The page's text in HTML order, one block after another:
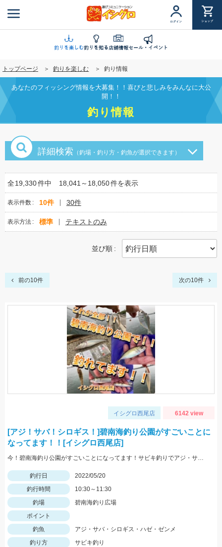
ン
に
移
動
ログイン ショップ
釣りを楽しむ釣りを知る店舗情報セール・イベント
トップページ 釣りを楽しむ 釣り情報
あなたのフィッシング情報を大募集！！喜びと悲しみをみんなに大公
開！！
釣り情報
詳細検索 （釣場・釣り方・釣魚が選択できます）
全19,330件中 18,041～18,050件を表示
表示件数 10件 30件
表示方法 標準 テキストのみ
並び順
前の10件 次の10件
イシグロ西尾店 6142 view
[アジ！サバ！シロギス！]碧南海釣り公園がすごいことに
なってます！！[イシグロ西尾店]
今！碧南海釣り公園がすごいことになってます！サビキ釣りでアジ・サバ・イワシ！ちょい投げでは20ｃｍ越えのシロギス・ハゼ・ゼンメが爆釣中！！
釣行日
2022/05/20
釣行時間
10:30～11:30
釣場
碧南海釣り広場
ポイント
釣魚
アジ・サバ・シロギス・ハゼ・ゼンメ
釣り方
サビキ釣り